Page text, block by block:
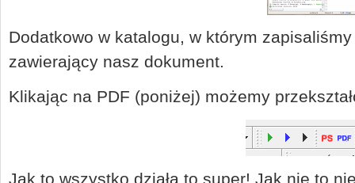
Dodatkowo w katalogu, w którym
zawierający nasz dokument.
Klikając na PDF (poniżej) możemy
Jak to wszystko działa to super! Jak nie to